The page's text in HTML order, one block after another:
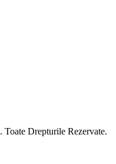
. Toate Drepturile Rezervate.